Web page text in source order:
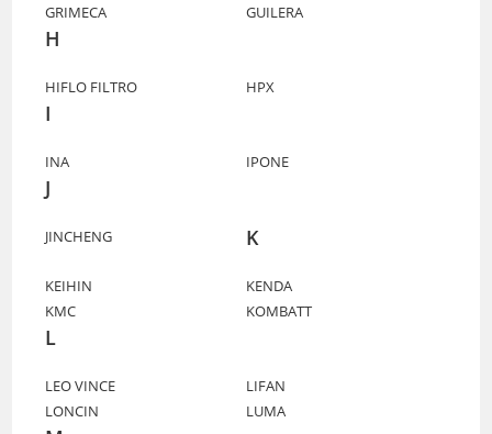
GRIMECA
GUILERA
H
HIFLO FILTRO HPX
I
INA IPONE
J
JINCHENG K
KEIHIN
KENDA
KMC
KOMBATT
L
LEO VINCE
LIFAN
LONCIN
LUMA